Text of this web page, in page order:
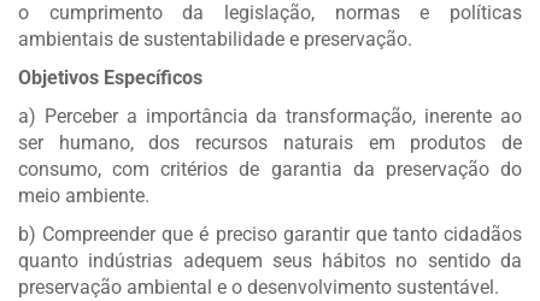
o cumprimento da legislação, normas e políticas
ambientais de sustentabilidade e preservação.
Objetivos Específicos
a) Perceber a importância da transformação, inerente ao
ser humano, dos recursos naturais em produtos de
consumo, com critérios de garantia da preservação do
meio ambiente.
b) Compreender que é preciso garantir que tanto cidadãos
quanto indústrias adequem seus hábitos no sentido da
preservação ambiental e o desenvolvimento sustentável.